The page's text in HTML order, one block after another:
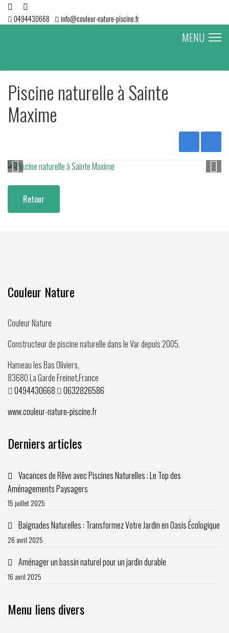
0494430668 info@couleur-nature-piscine.fr
MENU
Piscine naturelle à Sainte
Maxime
Retour
Couleur Nature
Couleur Nature
Constructeur de piscine naturelle dans le Var depuis2005.
Hameau les Bas Oliviers,
83680La Garde Freinet,France
0494430668
0632826586
www.couleur-nature-piscine.fr
Derniers articles
Vacances de Rêve avec Piscines Naturelles : Le Top des
Aménagements Paysagers
15 juillet 2025
Baignades Naturelles : Transformez Votre Jardin en Oasis Écologique
26 avril 2025
Aménager un bassin naturel pour un jardin durable
16 avril 2025
Menu liens divers